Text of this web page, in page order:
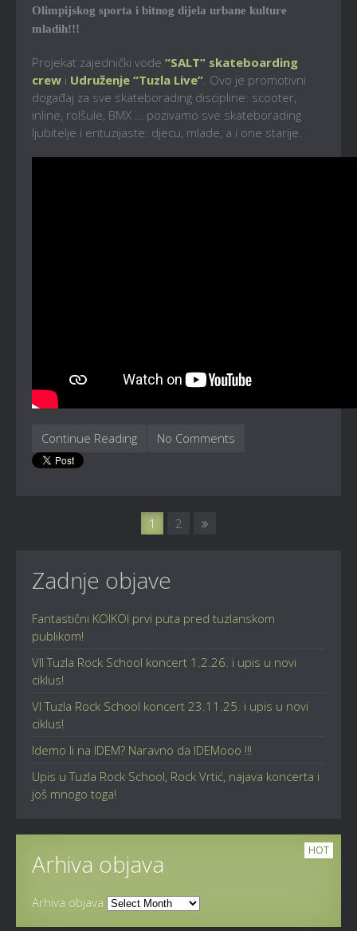
Olimpijskog sporta i bitnog dijela urbane kulture
mladih!!!
Projekat zajednički vode “SALT” skateboarding
crew i Udruženje “Tuzla Live”. Ovo je promotivni
događaj za sve skateborading discipline: scooter,
inline, rolšule, BMX … pozivamo sve skateborading
ljubitelje i entuzijaste: djecu, mlade, a i one starije.
Continue Reading No Comments
1 2
Zadnje objave
Fantastični KOIKOI prvi puta pred tuzlanskom
publikom!
VII Tuzla Rock School koncert 1.2.26. i upis u novi
ciklus!
VI Tuzla Rock School koncert 23.11.25. i upis u novi
ciklus!
Idemo li na IDEM? Naravno da IDEMooo !!!
Upis u Tuzla Rock School, Rock Vrtić, najava koncerta i
još mnogo toga!
HOT
Arhiva objava
Arhiva objava